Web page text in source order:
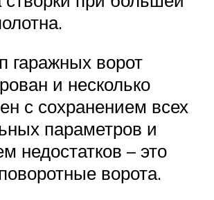
гаражных ворот
и несколько
с сохранением всех
параметров и
недостатков – это
ворота.